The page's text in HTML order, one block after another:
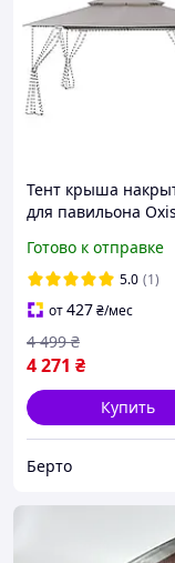
Тент крыша
для павильона
Готово к отправке
5.0 (1)
от427₴/мес
4 271 ₴
4 499 ₴
Купить
Берто